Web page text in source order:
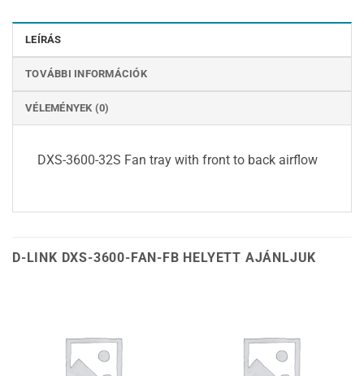
LEÍRÁS
TOVÁBBI INFORMÁCIÓK
VÉLEMÉNYEK (0)
DXS-3600-32S Fan tray with front to back airflow
D-LINK DXS-3600-FAN-FB HELYETT AJÁNLJUK